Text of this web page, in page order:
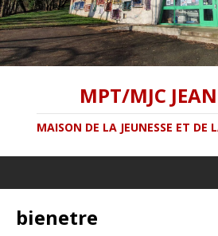
MPT/MJC
MAISON DE LA JEUNESSE ET DE
bienetre